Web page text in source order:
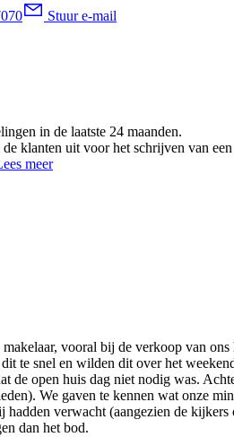
Stuur e-mail
in de laatste 24 maanden.
klanten uit voor het schrijven van
meer
vooral bij de verkoop van
te snel en wilden dit over het
de open huis dag niet nodig was.
We gaven te kennen wat onze
hadden verwacht (aangezien de
dan het bod.